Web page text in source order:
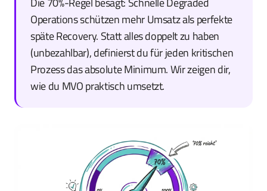
Operations schützen mehr Umsatz als perfekte
späte Recovery. Statt alles doppelt zu haben
(unbezahlbar), definierst du für jeden kritischen
Prozess das absolute Minimum. Wir zeigen dir,
wie du MVO praktisch umsetzt.